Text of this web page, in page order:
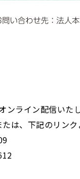
ライン配信いたし
下記のリンクよ